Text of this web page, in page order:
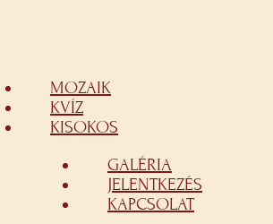
MOZAIK
KVÍZ
KISOKOS
GALÉRIA
JELENTKEZÉS
KAPCSOLAT